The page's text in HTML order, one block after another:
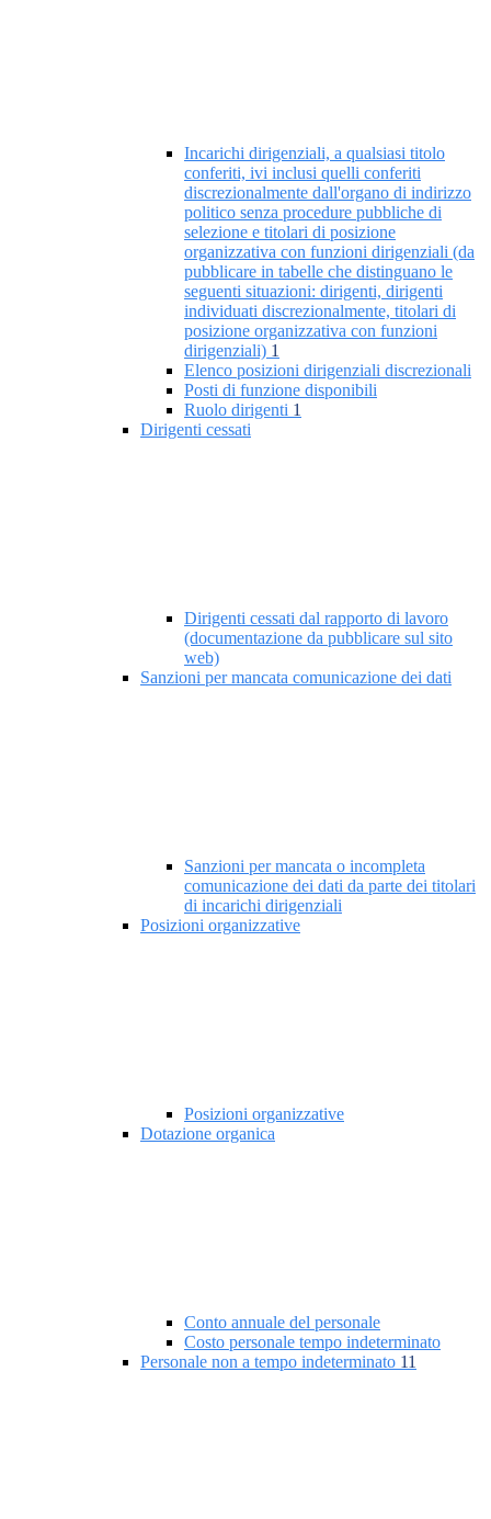
Incarichi dirigenziali, a qualsiasi titolo
conferiti, ivi inclusi quelli conferiti
discrezionalmente dall'organo di indirizzo
politico senza procedure pubbliche di
selezione e titolari di posizione
organizzativa con funzioni dirigenziali (da
pubblicare in tabelle che distinguano le
seguenti situazioni: dirigenti, dirigenti
individuati discrezionalmente, titolari di
posizione organizzativa con funzioni
dirigenziali) 1
Elenco posizioni dirigenziali discrezionali
Posti di funzione disponibili
Ruolo dirigenti 1
Dirigenti cessati
Dirigenti cessati dal rapporto di lavoro
(documentazione da pubblicare sul sito
web)
Sanzioni per mancata comunicazione dei dati
Sanzioni per mancata o incompleta
comunicazione dei dati da parte dei titolari
di incarichi dirigenziali
Posizioni organizzative
Posizioni organizzative
Dotazione organica
Conto annuale del personale
Costo personale tempo indeterminato
Personale non a tempo indeterminato 11